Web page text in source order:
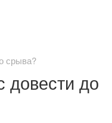
срыва?
довести до